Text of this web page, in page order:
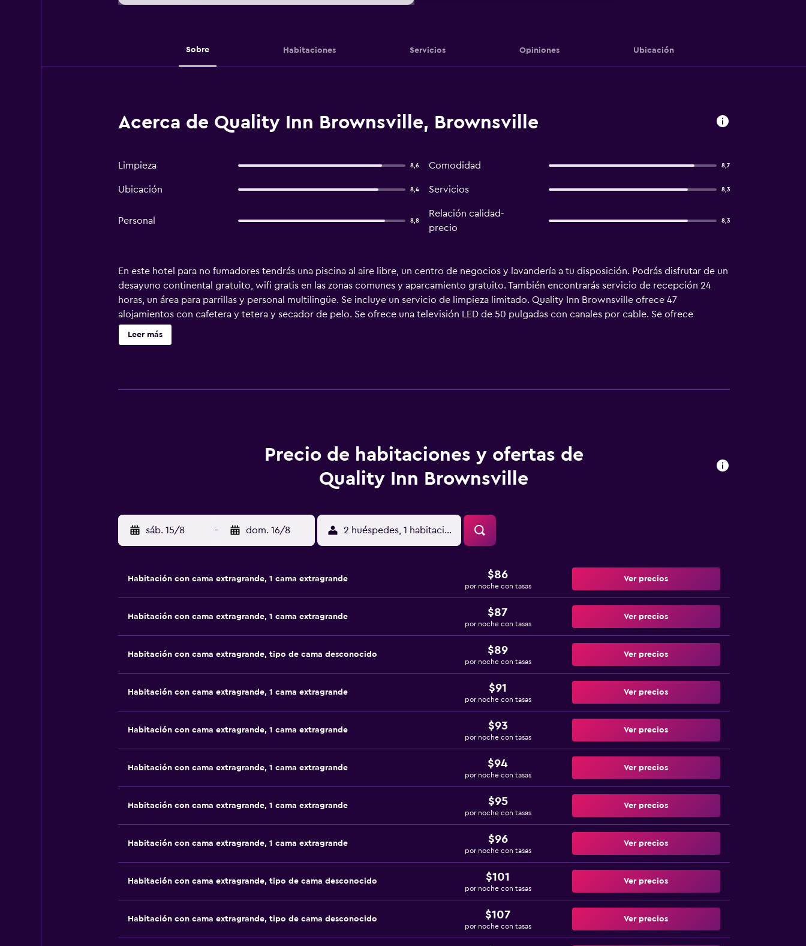
Sobre Habitaciones Servicios Opiniones Ubicación
Acerca de Quality Inn Brownsville, Brownsville
Limpieza 8,6 Comodidad 8,7
Ubicación 8,4 Servicios 8,3
Personal 8,8
Relación calidad-
precio
8,3
En este hotel para no fumadores tendrás una piscina al aire libre, un centro de negocios y lavandería a tu disposición. Podrás disfrutar de un
desayuno continental gratuito, wifi gratis en las zonas comunes y aparcamiento gratuito. También encontrarás servicio de recepción 24
horas, un área para parrillas y personal multilingüe. Se incluye un servicio de limpieza limitado. Quality Inn Brownsville ofrece 47
alojamientos con cafetera y tetera y secador de pelo. Se ofrece una televisión LED de 50 pulgadas con canales por cable. Se ofrece
frigorífico y microondas. Los baños están equipados con ducha y bañera combinadas. Este hotel en Brownsville ofrece acceso a Internet
por cable y wifi gratis. Los servicios para las personas de negocios incluyen escritorio y teléfono. Las habitaciones también incluyen tabla
Leer más
Precio de habitaciones y ofertas de
Quality Inn Brownsville
sáb. 15/8 - dom. 16/8 2 huéspedes, 1 habitación
Habitación con cama extragrande, 1 cama extragrande $86
por noche con tasas
Ver precios
Habitación con cama extragrande, 1 cama extragrande $87
por noche con tasas
Ver precios
Habitación con cama extragrande, tipo de cama desconocido $89
por noche con tasas
Ver precios
Habitación con cama extragrande, 1 cama extragrande $91
por noche con tasas
Ver precios
Habitación con cama extragrande, 1 cama extragrande $93
por noche con tasas
Ver precios
Habitación con cama extragrande, 1 cama extragrande $94
por noche con tasas
Ver precios
Habitación con cama extragrande, 1 cama extragrande $95
por noche con tasas
Ver precios
Habitación con cama extragrande, 1 cama extragrande $96
por noche con tasas
Ver precios
Habitación con cama extragrande, tipo de cama desconocido $101
por noche con tasas
Ver precios
Habitación con cama extragrande, tipo de cama desconocido $107
por noche con tasas
Ver precios